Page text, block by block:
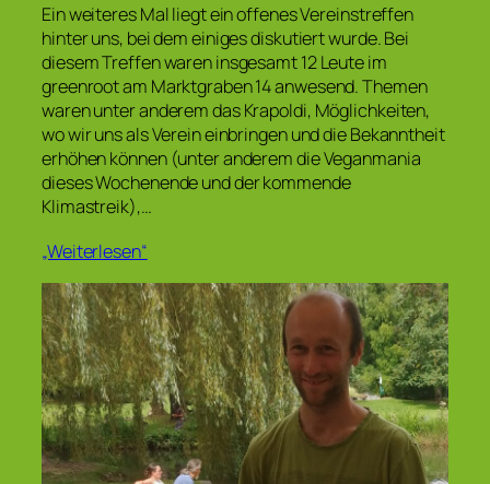
Ein weiteres Mal liegt ein offenes Vereinstreffen
hinter uns, bei dem einiges diskutiert wurde. Bei
diesem Treffen waren insgesamt 12 Leute im
greenroot am Marktgraben 14 anwesend. Themen
waren unter anderem das Krapoldi, Möglichkeiten,
wo wir uns als Verein einbringen und die Bekanntheit
erhöhen können (unter anderem die Veganmania
dieses Wochenende und der kommende
Klimastreik),…
„Weiterlesen“